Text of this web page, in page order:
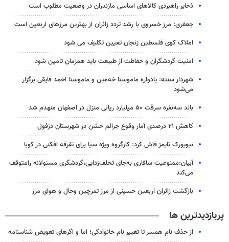
ذخایر راهبردی کالاهای اساسی مازندران در وضعیت مطلوب است
جعفری: مرز خسروی با رشد تردد زائران از بهترین مرزهای اربعین است
املاک کوی فلسطین زنجان تعیین تکلیف می شود
امنیت گردشگران و حفاظت از طبیعت باید همزمان تامین شود
شهردار سنته: یادواره ماموستا خه‌مین و ماموستا احمد فایقی برگزار
می‌شود
باند سه‌نفره سرقت ۵۰ میلیارد ریالی منزل در اصفهان منهدم شد
کاهش ۲۱ درصدی آمار وقوع جرائم خشن در شهرستان دزفول
نیویورک تایمز فاش کرد: کارگروه ویژه سیا برای تفرقه افکنی در کوبا
آبیان:ممنوعیت سافاری به‌جای تخلف‌زدایی،گردشگری مسئولانه رامتوقف
می‌کند
بازگشت زائران اربعین حسینی از مرز تمرچین وحال و هوای مرز
پربازدیدترین ها
از حذف نام همسر تا تغییر نام خانوادگی؛ اما و اگرهای تعویض شناسنامه